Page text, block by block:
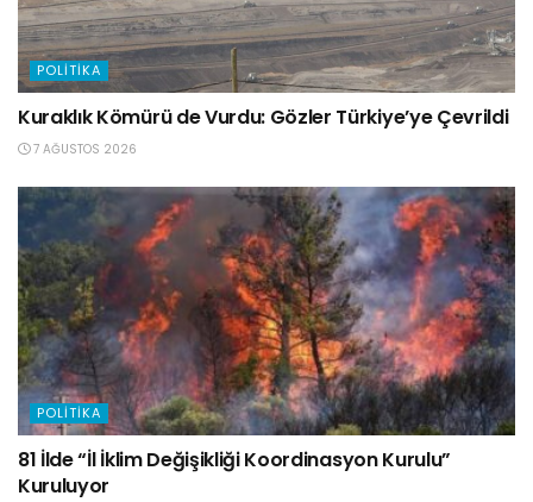
POLITIKA
Kuraklık Kömürü de Vurdu: Gözler Türkiye’ye Çevrildi
7 AĞUSTOS 2026
POLITIKA
81 İlde “İl İklim Değişikliği Koordinasyon Kurulu”
Kuruluyor